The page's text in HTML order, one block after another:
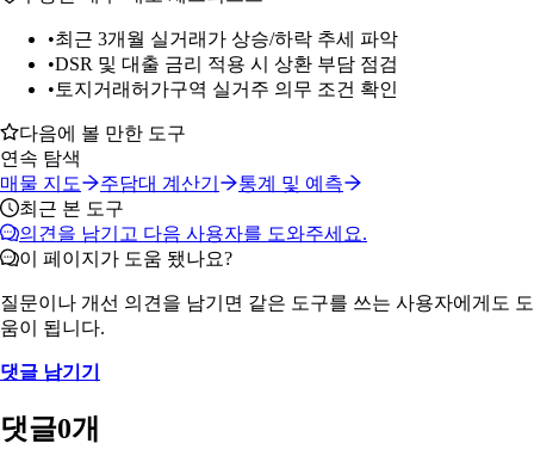
•최근 3개월 실거래가 상승/하락 추세 파악
•DSR 및 대출 금리 적용 시 상환 부담 점검
• 토지거래허가구역 실거주 의무 조건 확인
다음에 볼 만한 도구
연속 탐색
매물 지도
주담대 계산기
통계 및 예측
최근 본 도구
의견을 남기고 다음 사용자를 도와주세요.
이 페이지가 도움 됐나요?
질문이나 개선 의견을 남기면 같은 도구를 쓰는 사용자에게도 도
움이 됩니다.
댓글 남기기
댓글0개